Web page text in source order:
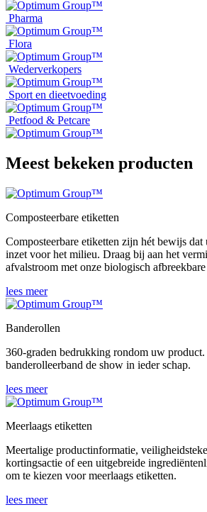
Pharma
Flora
Wederverkopers
Sport en dieetvoeding
Petfood & Petcare
Meest bekeken producten
Composteerbare etiketten
Composteerbare etiketten zijn hét bewijs
inzet voor het milieu. Draag bij aan het
afvalstroom met onze biologisch
lees meer
Banderollen
360-graden bedrukking rondom uw product.
banderolleerband de show in ieder schap.
lees meer
Meerlaags etiketten
Meertalige productinformatie,
kortingsactie of een uitgebreide
om te kiezen voor meerlaags etiketten.
lees meer